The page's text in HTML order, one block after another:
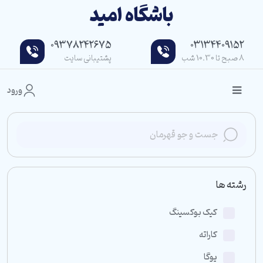
باشگاه امید
03134409152
8 صبح تا 10.30 شب
09378242675
پشتیبانی سایت
ورود
رشته ها
کیک بوکسینگ
کاراته
یوگا